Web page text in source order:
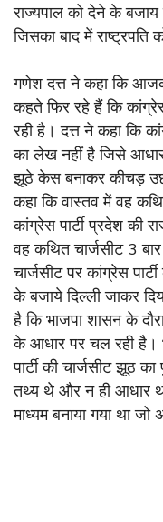
राज्यपाल को देने के
जिसका बाद में राष्ट्रपति
गणेश दत्त ने कहा कि
कहते फिर रहे हैं कि
रही है। दत्त ने कहा कि
का लेख नहीं है जिसे
झूठे केस बनाकर कीचड़
कहा कि वास्तव में वह
कांग्रेस पार्टी प्रदेश की
वह कथित चार्जसीट 3
चार्जसीट पर कांग्रेस
के बजाये दिल्ली जाकर
है कि भाजपा शासन के
के आधार पर चल रही है।
पार्टी की चार्जसीट झूठ
तथ्य थे और न ही आधार
माध्यम बनाया गया था